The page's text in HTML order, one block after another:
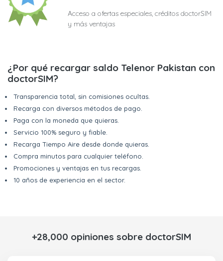
Acceso a ofertas especiales, créditos doctorSIM
y más ventajas
¿Por qué recargar saldo Telenor Pakistan con
doctorSIM?
Transparencia total, sin comisiones ocultas.
Recarga con diversos métodos de pago.
Paga con la moneda que quieras.
Servicio 100% seguro y fiable.
Recarga Tiempo Aire desde donde quieras.
Compra minutos para cualquier teléfono.
Promociones y ventajas en tus recargas.
10 años de experiencia en el sector.
+28,000 opiniones sobre doctorSIM